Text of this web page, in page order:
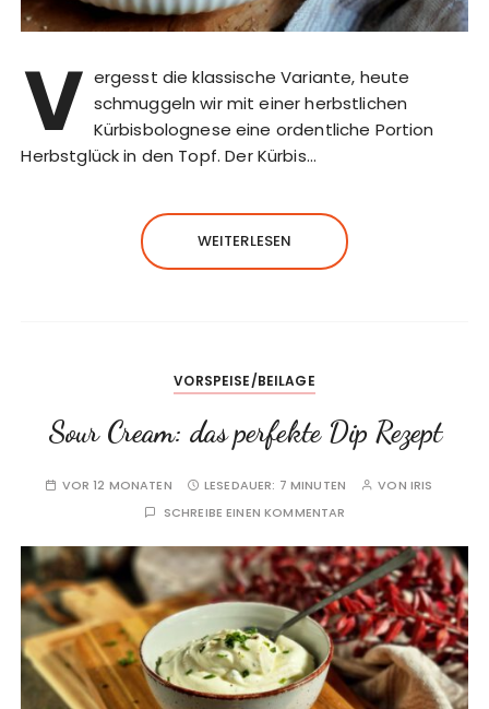
V ergesst die klassische Variante, heute
schmuggeln wir mit einer herbstlichen
Kürbisbolognese eine ordentliche Portion
Herbstglück in den Topf. Der Kürbis…
WEITERLESEN
VORSPEISE/BEILAGE
Sour Cream: das perfekte Dip Rezept
VOR 12 MONATEN LESEDAUER: 7 MINUTEN VON IRIS
SCHREIBE EINEN KOMMENTAR